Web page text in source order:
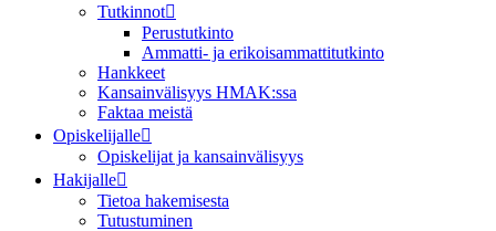
Tutkinnot
Perustutkinto
Ammatti- ja erikoisammattitutkinto
Hankkeet
Kansainvälisyys HMAK:ssa
Faktaa meistä
Opiskelijalle
Opiskelijat ja kansainvälisyys
Hakijalle
Tietoa hakemisesta
Tutustuminen